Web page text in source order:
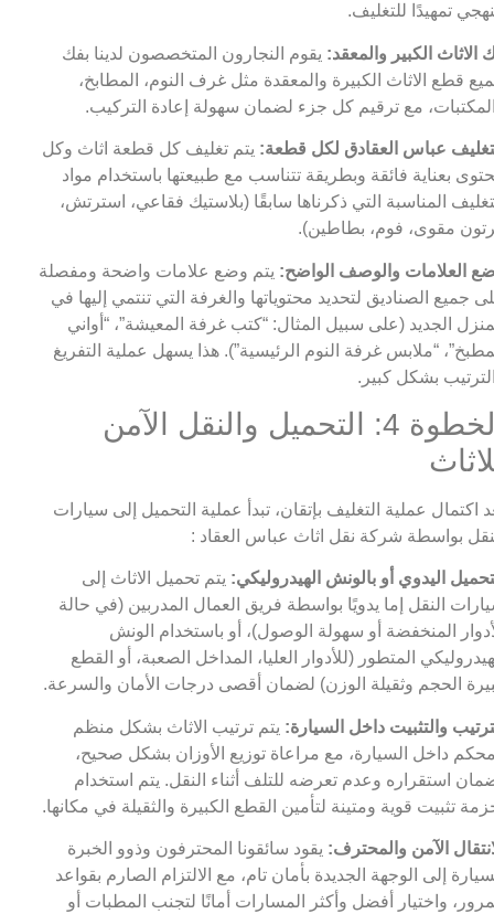
تمهيدًا للتغليف.
الاثاث الكبير والمعقد: يقوم النجارون المتخصصون لدينا بفك
قطع الاثاث الكبيرة والمعقدة مثل غرف النوم، المطابخ،
مع ترقيم كل جزء لضمان سهولة إعادة التركيب.
عباس العقادق لكل قطعة: يتم تغليف كل قطعة اثاث وكل
بعناية فائقة وبطريقة تتناسب مع طبيعتها باستخدام مواد
المناسبة التي ذكرناها سابقًا (بلاستيك فقاعي، استرتش،
مقوى، فوم، بطاطين).
العلامات والوصف الواضح: يتم وضع علامات واضحة ومفصلة
جميع الصناديق لتحديد محتوياتها والغرفة التي تنتمي إليها في
الجديد (على سبيل المثال: “كتب غرفة المعيشة”، “أواني
“ملابس غرفة النوم الرئيسية”). هذا يسهل عملية التفريغ
بشكل كبير.
الخطوة 4: التحميل والنقل الآمن
اكتمال عملية التغليف بإتقان، تبدأ عملية التحميل إلى سيارات
بواسطة شركة نقل اثاث عباس العقاد :
اليدوي أو بالونش الهيدروليكي: يتم تحميل الاثاث إلى
النقل إما يدويًا بواسطة فريق العمال المدربين (في حالة
المنخفضة أو سهولة الوصول)، أو باستخدام الونش
المتطور (للأدوار العليا، المداخل الصعبة، أو القطع
الحجم وثقيلة الوزن) لضمان أقصى درجات الأمان والسرعة.
والتثبيت داخل السيارة: يتم ترتيب الاثاث بشكل منظم
داخل السيارة، مع مراعاة توزيع الأوزان بشكل صحيح،
استقراره وعدم تعرضه للتلف أثناء النقل. يتم استخدام
تثبيت قوية ومتينة لتأمين القطع الكبيرة والثقيلة في مكانها.
الآمن والمحترف: يقود سائقونا المحترفون وذوو الخبرة
إلى الوجهة الجديدة بأمان تام، مع الالتزام الصارم بقواعد
واختيار أفضل وأكثر المسارات أمانًا لتجنب المطبات أو